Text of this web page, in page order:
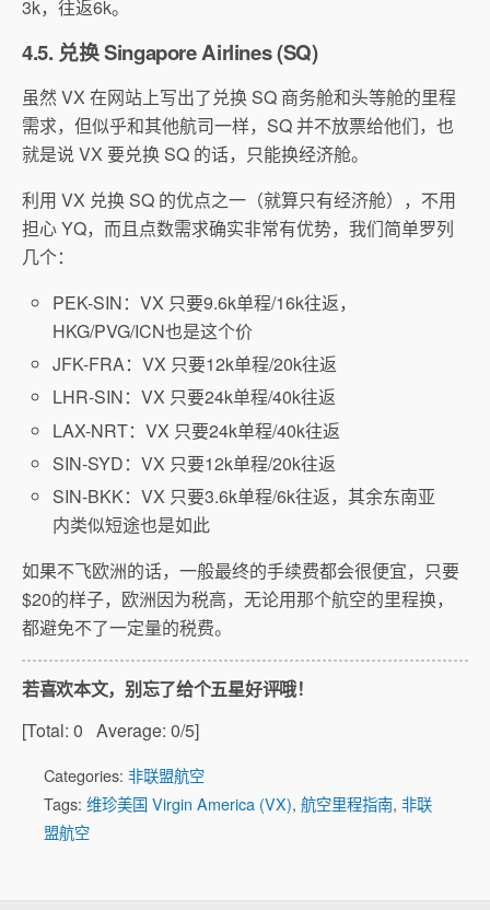
3k，往返6k。
4.5. 兑换 Singapore Airlines (SQ)
虽然 VX 在网站上写出了兑换 SQ 商务舱和头等舱的里程
需求，但似乎和其他航司一样，SQ 并不放票给他们，也
就是说 VX 要兑换 SQ 的话，只能换经济舱。
利用 VX 兑换 SQ 的优点之一（就算只有经济舱），不用
担心 YQ，而且点数需求确实非常有优势，我们简单罗列
几个：
PEK-SIN：VX 只要9.6k单程/16k往返，
HKG/PVG/ICN也是这个价
JFK-FRA：VX 只要12k单程/20k往返
LHR-SIN：VX 只要24k单程/40k往返
LAX-NRT：VX 只要24k单程/40k往返
SIN-SYD：VX 只要12k单程/20k往返
SIN-BKK：VX 只要3.6k单程/6k往返，其余东南亚
内类似短途也是如此
如果不飞欧洲的话，一般最终的手续费都会很便宜，只要
$20的样子，欧洲因为税高，无论用那个航空的里程换，
都避免不了一定量的税费。
若喜欢本文，别忘了给个五星好评哦！
[Total: 0 Average: 0/5]
Categories: 非联盟航空
Tags: 维珍美国 Virgin America (VX), 航空里程指南, 非联
盟航空